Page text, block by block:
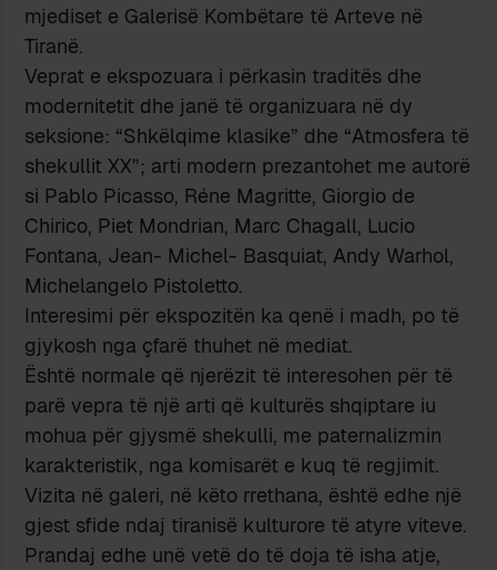
mjediset e Galerisë Kombëtare të Arteve në
Tiranë.
Veprat e ekspozuara i përkasin traditës dhe
modernitetit dhe janë të organizuara në dy
seksione: “Shkëlqime klasike” dhe “Atmosfera të
shekullit XX”; arti modern prezantohet me autorë
si Pablo Picasso, Réne Magritte, Giorgio de
Chirico, Piet Mondrian, Marc Chagall, Lucio
Fontana, Jean- Michel- Basquiat, Andy Warhol,
Michelangelo Pistoletto.
Interesimi për ekspozitën ka qenë i madh, po të
gjykosh nga çfarë thuhet në mediat.
Është normale që njerëzit të interesohen për të
parë vepra të një arti që kulturës shqiptare iu
mohua për gjysmë shekulli, me paternalizmin
karakteristik, nga komisarët e kuq të regjimit.
Vizita në galeri, në këto rrethana, është edhe një
gjest sfide ndaj tiranisë kulturore të atyre viteve.
Prandaj edhe unë vetë do të doja të isha atje,